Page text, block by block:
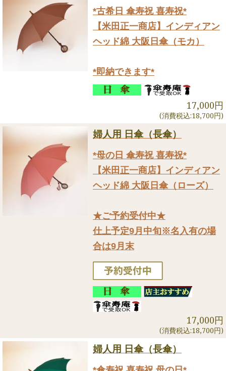
*古希日 傘寿祝 喜寿祝*
【米田正一商店】インディアン
ヘッド綿 大阪日傘（モカ）
*即納できます*
17,000円
(消費税込:18,700円)
婦人用 日傘（長傘）
*母の日 傘寿祝 喜寿祝*
【米田正一商店】インディアン
ヘッド綿 大阪日傘（ローズ）
★ご予約受付中★
仕上予定9月中旬※名入有の場
合は9月末
17,000円
(消費税込:18,700円)
婦人用 日傘（長傘）